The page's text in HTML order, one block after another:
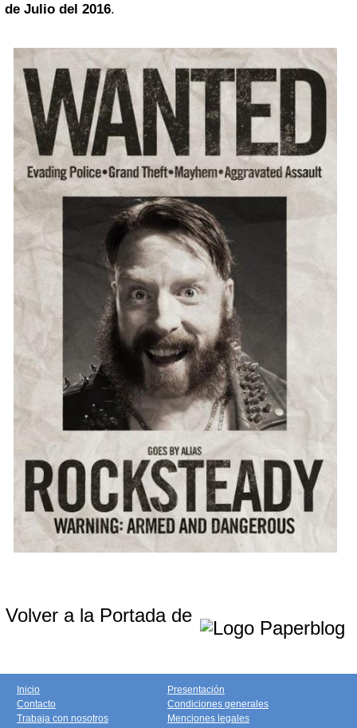
de Julio del 2016.
Volver a la Portada de
Inicio
Contacto
Trabaja con nosotros
Presentación
Condiciones generales
Menciones legales